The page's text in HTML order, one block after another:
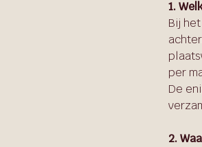
1.
Bij
per
De
2.